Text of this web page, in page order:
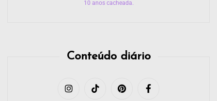
10 anos cacheada.
Conteúdo diário